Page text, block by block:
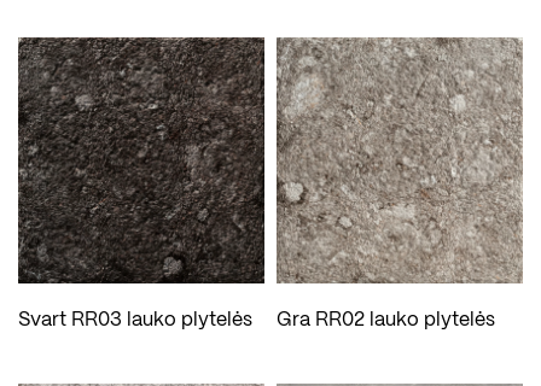
Svart RR03 lauko plytelės Gra RR02 lauko plytelės